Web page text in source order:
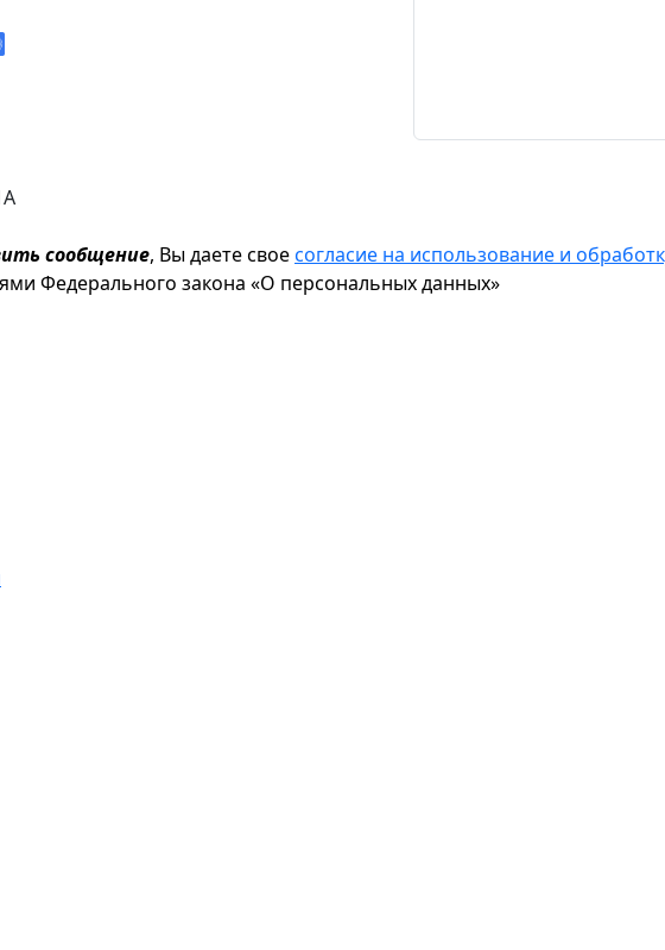
сообщение, Вы даете своесогласие на использование и
Федерального закона «О персональных данных»